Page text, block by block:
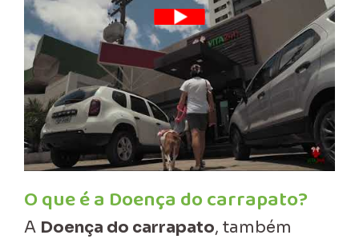
O que é a Doença do carrapato?
A Doença do carrapato, também